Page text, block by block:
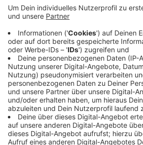
Anzeige
Laut Polizei war die Waffe am
der Bekendorfsweide entdeckt
Sprengstoffexperten des LKA
brachten sie in den Außenbereich,
kontrolliert hochgehen zu lassen.
Anzeige